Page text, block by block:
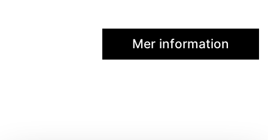
Mer information